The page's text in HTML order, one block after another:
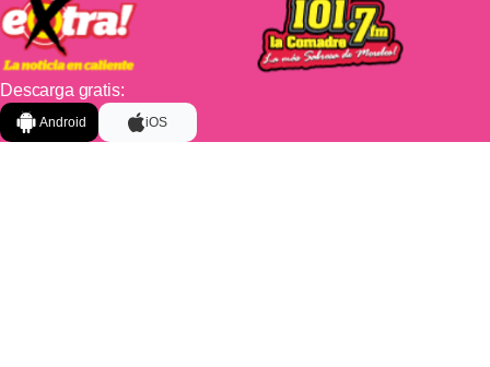
Descarga gratis:
Android iOS